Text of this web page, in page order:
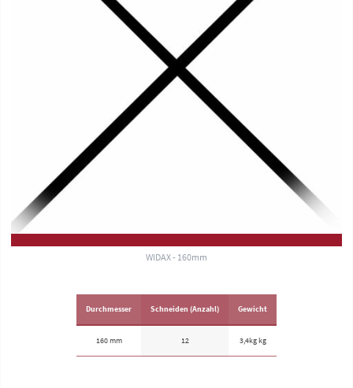
WIDAX - 160mm
Durchmesser
160 mm
Schneiden (Anzahl)
12
Gewicht
3,4kg kg